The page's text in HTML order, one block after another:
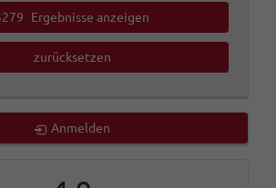
Ergebnisse anzeigen
zurücksetzen
Anmelden